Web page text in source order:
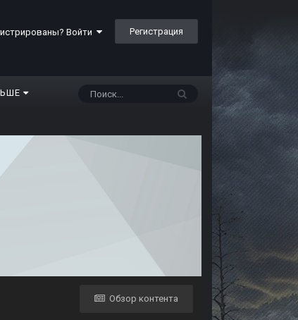
Войти Регистрация
Обзор контента